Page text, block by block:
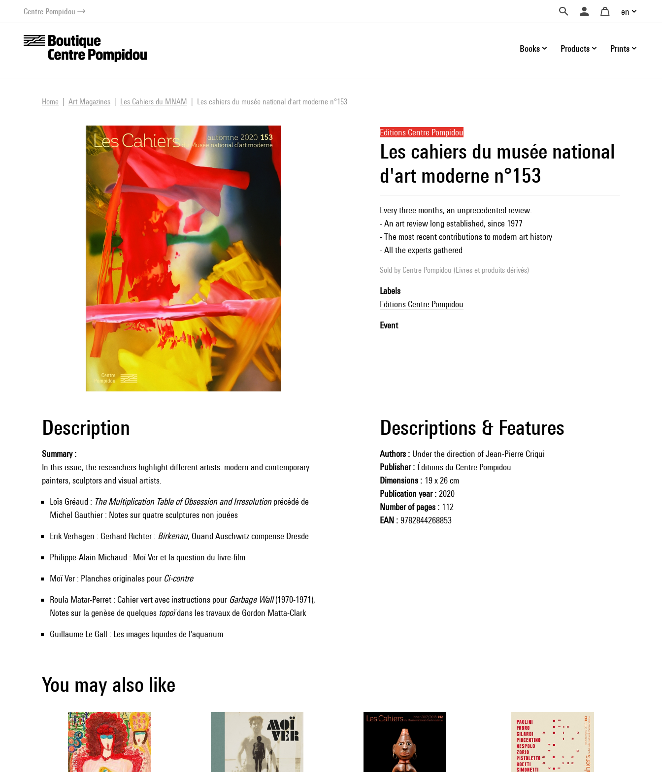
contentCentre Pompidou en
Books Products Prints
Home Art Magazines Les Cahiers du MNAM Les cahiers du musée national d'art moderne n°153
Editions Centre Pompidou
Les cahiers du musée national
d'art moderne n°153
Every three months, an unprecedented review:
- An art review long established, since 1977
- The most recent contributions to modern art history
- All the experts gathered
Sold by Centre Pompidou (Livres et produits dérivés)
Labels
Editions Centre Pompidou
Event
Description
Summary :
In this issue, the researchers highlight different artists: modern and contemporary
painters, sculptors and visual artists.
Loïs Gréaud : The Multiplication Table of Obsession and Irresolutionprécédé de
Michel Gauthier : Notes sur quatre sculptures non jouées
Erik Verhagen : Gerhard Richter : Birkenau, Quand Auschwitz compense Dresde
Philippe-Alain Michaud : Moï Ver et la question du livre-film
Moï Ver : Planches originales pour Ci-contre
Roula Matar-Perret : Cahier vert avec instructions pour Garbage Wall(1970-1971),
Notes sur la genèse de quelques topoïdans les travaux de Gordon Matta-Clark
Guillaume Le Gall : Les images liquides de l'aquarium
Descriptions & Features
Authors
Under the direction of Jean-Pierre Criqui
Publisher
Éditions du Centre Pompidou
Dimensions
19 x 26 cm
Publication year
2020
Number of pages
112
EAN
9782844268853
You may also like